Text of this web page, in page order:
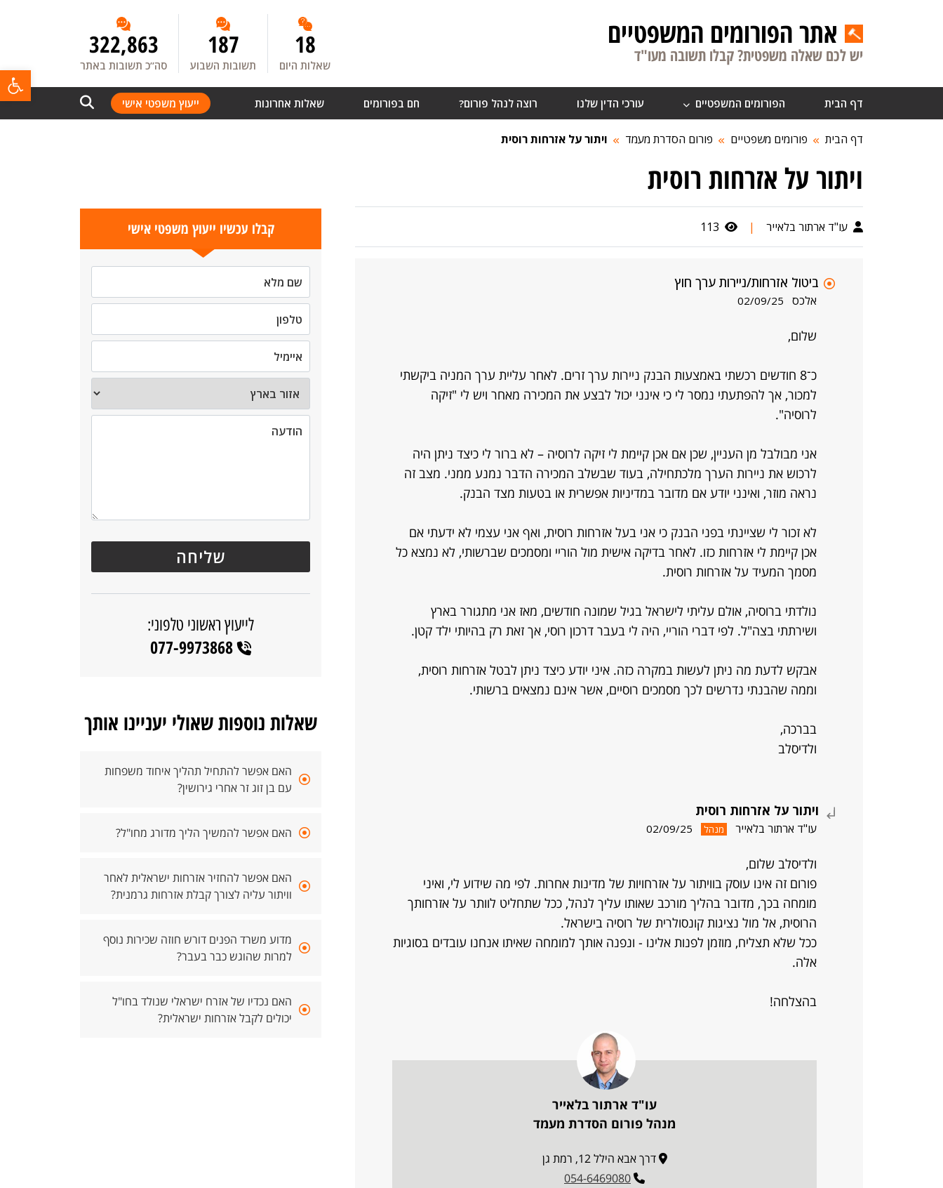
אתר הפורומים המשפטיים
יש לכם שאלה משפטית? קבלו תשובה מעו"ד 18
שאלות היום
187
תשובות השבוע
322,863
סה”כ תשובות באתר
דף הבית הפורומים המשפטיים עורכי הדין שלנו רוצה לנהל פורום? חם בפורומים שאלות אחרונות ייעוץ משפטי אישי
דף הבית פורומים משפטיים פורום הסדרת מעמד ויתור על אזרחות רוסית
ויתור על אזרחות רוסית
עו"ד ארתור בלאייר |
113
ביטול אזרחות/ניירות ערך חוץ
אלכס 02/09/25
שלום,
כ־8 חודשים רכשתי באמצעות הבנק ניירות ערך זרים. לאחר עליית ערך המניה ביקשתי
למכור, אך להפתעתי נמסר לי כי אינני יכול לבצע את המכירה מאחר ויש לי "זיקה
לרוסיה".
אני מבולבל מן העניין, שכן אם אכן קיימת לי זיקה לרוסיה – לא ברור לי כיצד ניתן היה
לרכוש את ניירות הערך מלכתחילה, בעוד שבשלב המכירה הדבר נמנע ממני. מצב זה
נראה מוזר, ואינני יודע אם מדובר במדיניות אפשרית או בטעות מצד הבנק.
לא זכור לי שציינתי בפני הבנק כי אני בעל אזרחות רוסית, ואף אני עצמי לא ידעתי אם
אכן קיימת לי אזרחות כזו. לאחר בדיקה אישית מול הוריי ומסמכים שברשותי, לא נמצא כל
מסמך המעיד על אזרחות רוסית.
נולדתי ברוסיה, אולם עליתי לישראל בגיל שמונה חודשים, מאז אני מתגורר בארץ
ושירתתי בצה"ל. לפי דברי הוריי, היה לי בעבר דרכון רוסי, אך זאת רק בהיותי ילד קטן.
אבקש לדעת מה ניתן לעשות במקרה כזה. איני יודע כיצד ניתן לבטל אזרחות רוסית,
וממה שהבנתי נדרשים לכך מסמכים רוסיים, אשר אינם נמצאים ברשותי.
בברכה,
ולדיסלב
ויתור על אזרחות רוסית
עו"ד ארתור בלאייר מנהל 02/09/25
ולדיסלב שלום,
פורום זה אינו עוסק בוויתור על אזרחויות של מדינות אחרות. לפי מה שידוע לי, ואיני
מומחה בכך, מדובר בהליך מורכב שאותו עליך לנהל, ככל שתחליט לוותר על אזרחותך
הרוסית, אל מול נציגות קונסולרית של רוסיה בישראל.
ככל שלא תצליח, מוזמן לפנות אלינו - ונפנה אותך למומחה שאיתו אנחנו עובדים בסוגיות
אלה.
בהצלחה!
עו"ד ארתור בלאייר
מנהל פורום הסדרת מעמד
דרך אבא הילל 12, רמת גן
054-6469080
קבלו עכשיו ייעוץ משפטי אישי
לייעוץ ראשוני טלפוני:
077-9973868
שאלות נוספות שאולי יעניינו אותך
האם אפשר להתחיל תהליך איחוד משפחות
עם בן זוג זר אחרי גירושין?
האם אפשר להמשיך הליך מדורג מחו"ל?
האם אפשר להחזיר אזרחות ישראלית לאחר
וויתור עליה לצורך קבלת אזרחות גרמנית?
מדוע משרד הפנים דורש חוזה שכירות נוסף
למרות שהוגש כבר בעבר?
האם נכדיו של אזרח ישראלי שנולד בחו"ל
יכולים לקבל אזרחות ישראלית?